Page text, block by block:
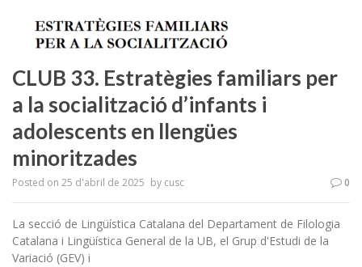
CLUB 33. Estratègies familiars per
a la socialització d’infants i
adolescents en llengües
minoritzades
Posted on 25 d'abril de 2025 by cusc 0
La secció de Lingüística Catalana del Departament de Filologia
Catalana i Lingüística General de la UB, el Grup d'Estudi de la
Variació (GEV) i